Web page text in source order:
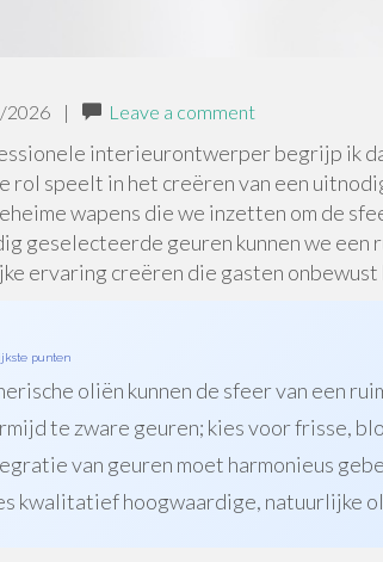
2026 | Leave a comment
interieurontwerper begrijp ik
rol speelt in het creëren van een
wapens die we inzetten om de
geselecteerde geuren kunnen we een
ervaring creëren die gasten
punten
oliën kunnen de sfeer van een
te zware geuren; kies voor frisse,
van geuren moet harmonieus
kwalitatief hoogwaardige, natuurlijke